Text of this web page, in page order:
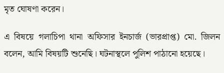
মৃত ঘোষণা করেন।
এ বিষয়ে গলাচিপা থানা অফিসার ইনচার্জ (ভারপ্রাপ্ত) মো. জিলন
বলেন, আমি বিষয়টি শুনেছি। ঘটনাস্থলে পুলিশ পাঠানো হয়েছে।